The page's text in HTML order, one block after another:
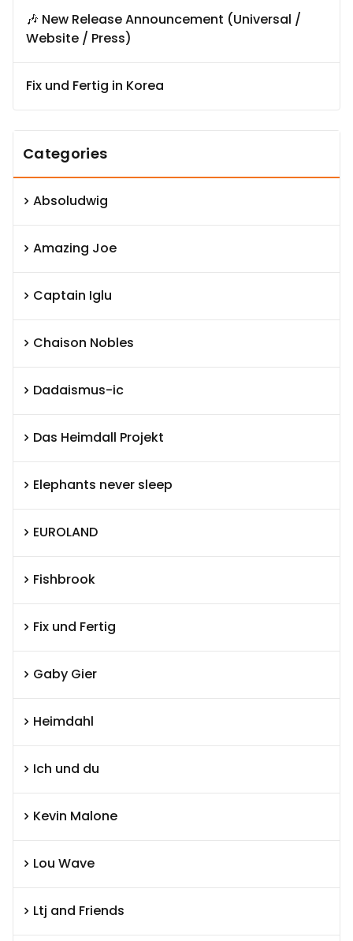
🎶 New Release Announcement (Universal /
Website / Press)
Fix und Fertig in Korea
Categories
Absoludwig
Amazing Joe
Captain Iglu
Chaison Nobles
Dadaismus-ic
Das Heimdall Projekt
Elephants never sleep
EUROLAND
Fishbrook
Fix und Fertig
Gaby Gier
Heimdahl
Ich und du
Kevin Malone
Lou Wave
Ltj and Friends